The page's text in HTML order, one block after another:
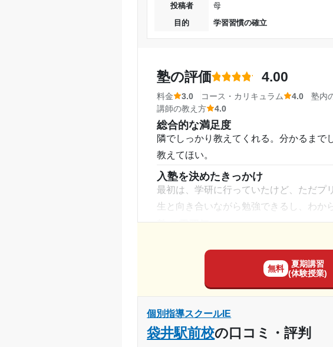
コース・カリキュラム
とてもいいと感じます。理由は特にな
長男が行っていた時 塾長がとても人間的
た
塾内の環境
特にないことです。冷暖房完で備。塾に
塾周辺の環境
近所で通いやすい。塾長が優しい。料金
授業以外のサポート(相談・面談、家庭学
特にない。特にないのですがまずは子供
いのが状況です
中
通塾頻度
投稿者 母
目的
学習習慣の確立
塾の評価 4.00
料金 3.0 コース・カリキュラム 4.0 塾内
講師の教え方
4.0
総合的な満足度
隣でしっかり教えてくれる。分かるまで
教えてほい。
入塾を決めたきっかけ
最初は、学研に行っていたけど、ただプ
生と向き合いながら勉強できるし、わか
料金はたかいと思います。 もう少し安
塾でやる気なので、頑張って支払っては
学習コースは、算数と、国語だけど、学
す。なので、すごく助かります。
無料
夏期講習
(体験授業)
個別指導スクールIE
袋井駅前校の口コミ・評判